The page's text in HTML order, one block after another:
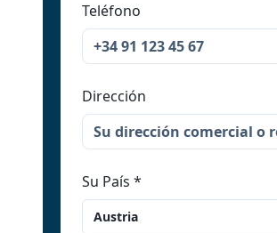
Teléfono
Dirección
Su País *
Austria